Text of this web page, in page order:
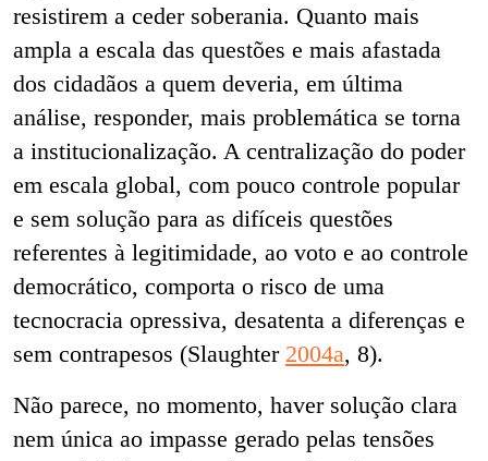
resistirem a ceder soberania. Quanto mais
ampla a escala das questões e mais afastada
dos cidadãos a quem deveria, em última
análise, responder, mais problemática se torna
a institucionalização. A centralização do poder
em escala global, com pouco controle popular
e sem solução para as difíceis questões
referentes à legitimidade, ao voto e ao controle
democrático, comporta o risco de uma
tecnocracia opressiva, desatenta a diferenças e
sem contrapesos (Slaughter 2004a, 8).
Não parece, no momento, haver solução clara
nem única ao impasse gerado pelas tensões